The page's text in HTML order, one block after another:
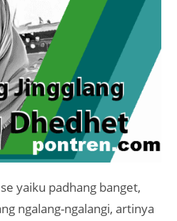
yaiku padhang banget,
ngalang-ngalangi, artinya